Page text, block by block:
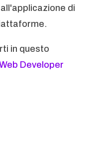
di
in questo
Developer